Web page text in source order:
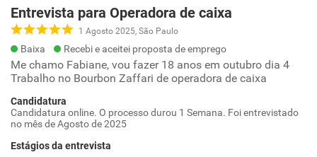
Entrevista para Operadora de caixa
1 Agosto 2025, São Paulo
Baixa Recebi e aceitei proposta de emprego
Me chamo Fabiane, vou fazer 18 anos em outubro dia 4
Trabalho no Bourbon Zaffari de operadora de caixa
Candidatura
Candidatura online. O processo durou 1 Semana. Foi entrevistado
no mês de Agosto de 2025
Estágios da entrevista